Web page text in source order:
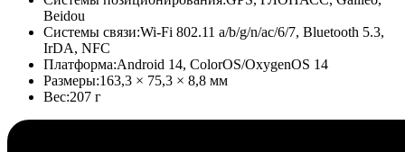
Beidou
Системы связи:Wi-Fi 802.11 a/b/g/n/ac/6/7, Bluetooth 5.3,
IrDA, NFC
Платформа:Android 14, ColorOS/OxygenOS 14
Размеры:163,3 × 75,3 × 8,8 мм
Вес:207 г